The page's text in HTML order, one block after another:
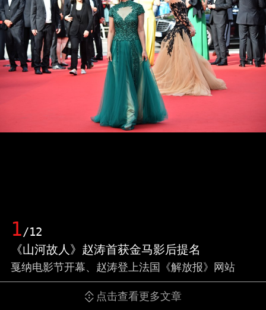
1/12
《山河故人》赵涛首获金马影后提名
戛纳电影节开幕、赵涛登上法国《解放报》网站
点击查看更多文章